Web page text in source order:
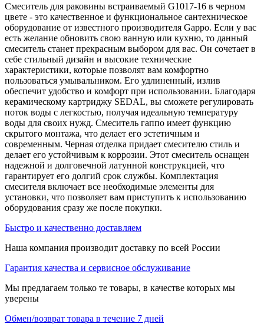
Смеситель для раковины встраиваемый G1017-16 в черном
цвете - это качественное и функциональное сантехническое
оборудование от известного производителя Gappo. Если у вас
есть желание обновить свою ванную или кухню, то данный
смеситель станет прекрасным выбором для вас. Он сочетает в
себе стильный дизайн и высокие технические
характеристики, которые позволят вам комфортно
пользоваться умывальником. Его удлиненный, излив
обеспечит удобство и комфорт при использовании. Благодаря
керамическому картриджу SEDAL, вы сможете регулировать
поток воды с легкостью, получая идеальную температуру
воды для своих нужд. Смеситель гаппо имеет функцию
скрытого монтажа, что делает его эстетичным и
современным. Черная отделка придает смесителю стиль и
делает его устойчивым к коррозии. Этот смеситель оснащен
надежной и долговечной латунной конструкцией, что
гарантирует его долгий срок службы. Комплектация
смесителя включает все необходимые элементы для
установки, что позволяет вам приступить к использованию
оборудования сразу же после покупки.
Быстро и качественно доставляем
Наша компания производит доставку по всей России
Гарантия качества и сервисное обслуживание
Мы предлагаем только те товары, в качестве которых мы
уверены
Обмен/возврат товара в течение 7 дней